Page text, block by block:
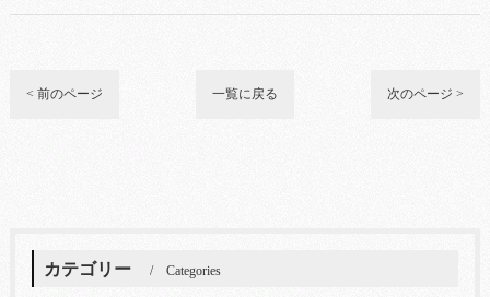
< 前のページ 一覧に戻る 次のページ >
カテゴリー Categories